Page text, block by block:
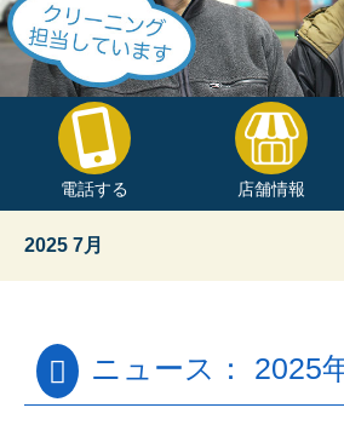
電話する 店舗情報
2025 7月
ニュース： 2025